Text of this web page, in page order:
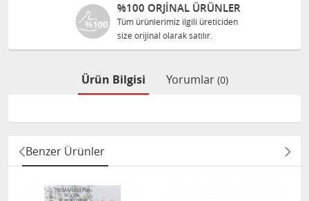
%100 ORJINAL ÜRÜNLER
Tüm ürünlerimiz ilgili üreticiden
size orijinal olarak satılır.
Ürün Bilgisi Yorumlar (0)
Benzer Ürünler